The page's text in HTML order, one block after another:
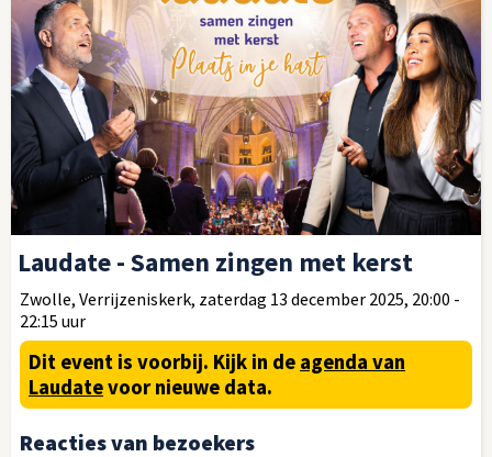
Laudate - Samen zingen met kerst
Zwolle, Verrijzeniskerk, zaterdag 13 december 2025, 20:00 -
22:15 uur
Dit event is voorbij. Kijk in de agenda van
Laudatevoor nieuwe data.
Reacties van bezoekers